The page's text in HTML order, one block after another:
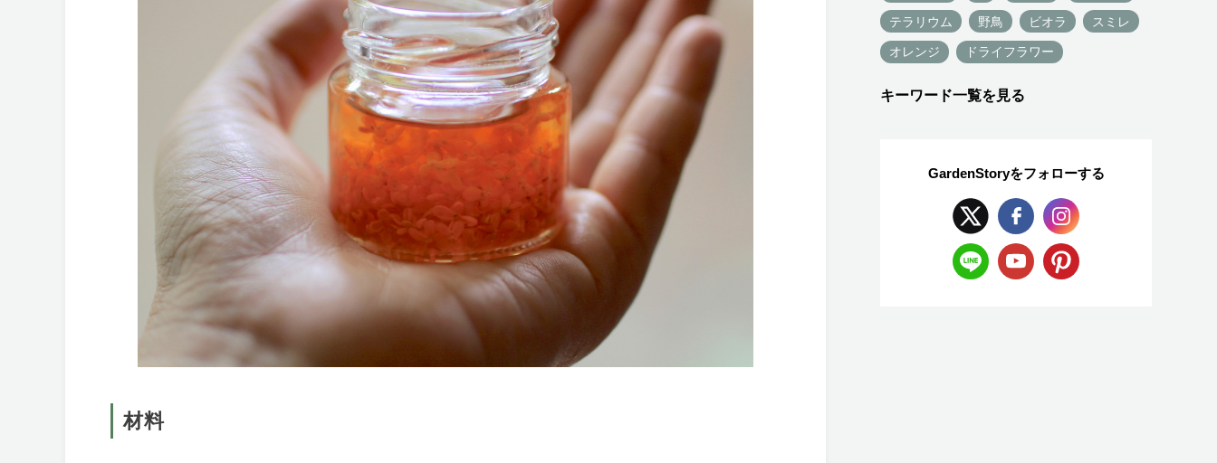
材料
テラリウム 野鳥 ビオラ スミレ
オレンジ ドライフラワー
キーワード一覧を見る
GardenStoryをフォローする